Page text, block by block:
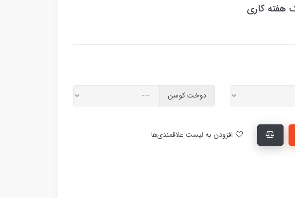
هفته کاری
دوخت کوسن